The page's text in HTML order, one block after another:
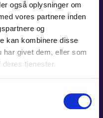
også oplysninger om
vores partnere inden
og
kan kombinere disse
har givet dem, eller som
tjenester.